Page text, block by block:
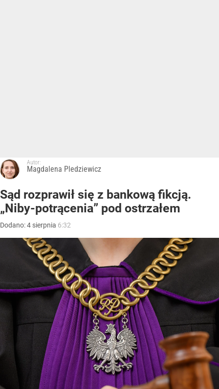
Autor:
Magdalena Pledziewicz
Sąd rozprawił się z bankową fikcją.
„Niby-potrącenia” pod ostrzałem
Dodano:4 sierpnia 6:32